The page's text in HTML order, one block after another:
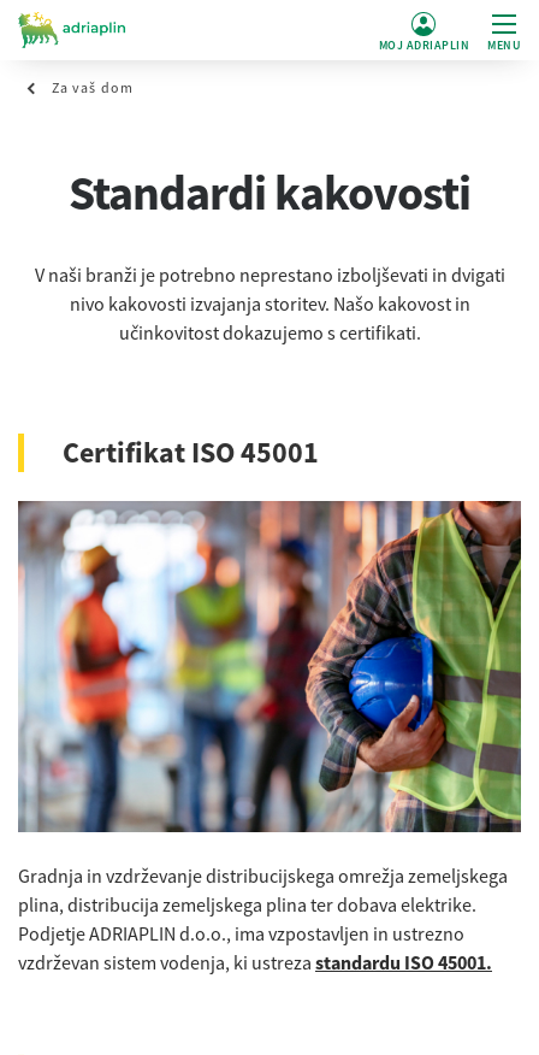
MOJ ADRIAPLIN MENU
Za vaš dom
Standardi kakovosti
V naši branži je potrebno neprestano izboljševati in dvigati
nivo kakovosti izvajanja storitev. Našo kakovost in
učinkovitost dokazujemo s certifikati.
Certifikat ISO 45001
Gradnja in vzdrževanje distribucijskega omrežja zemeljskega
plina, distribucija zemeljskega plina ter dobava elektrike.
PodjetjeADRIAPLIN d.o.o., ima vzpostavljen in ustrezno
vzdrževan sistem vodenja, ki ustreza standardu ISO 45001.